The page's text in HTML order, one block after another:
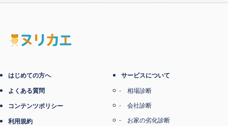
はじめての方へ
よくある質問
コンテンツポリシー
利用規約
サービスについて
相場診断
会社診断
お家の劣化診断